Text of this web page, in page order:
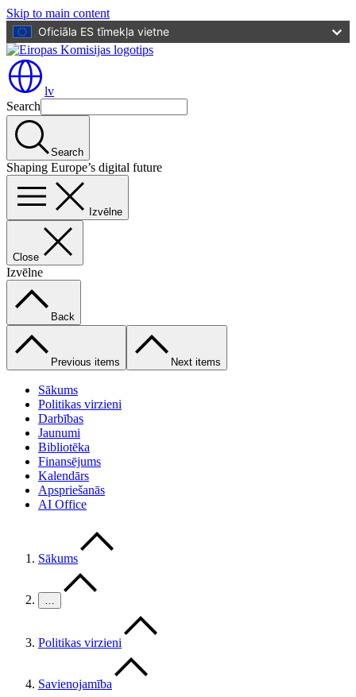
Skip to main content
Oficiāla ES tīmekļa vietne
lv
Search
Search
Shaping Europe’s digital future
Izvēlne
Close
Izvēlne
Back
Previous items Next items
Sākums
Politikas virzieni
Darbības
Jaunumi
Bibliotēka
Finansējums
Kalendārs
Apspriešanās
AI Office
Sākums
…
Politikas virzieni
Savienojamība